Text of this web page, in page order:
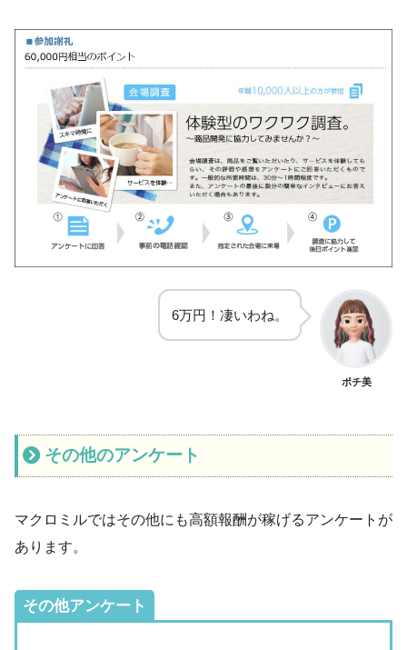
6万円！凄いわね。
ポチ美
その他のアンケート
マクロミルではその他にも高額報酬が稼げるアンケートが
あります。
その他アンケート